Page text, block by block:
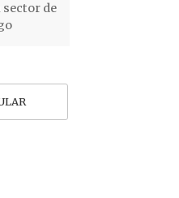
de